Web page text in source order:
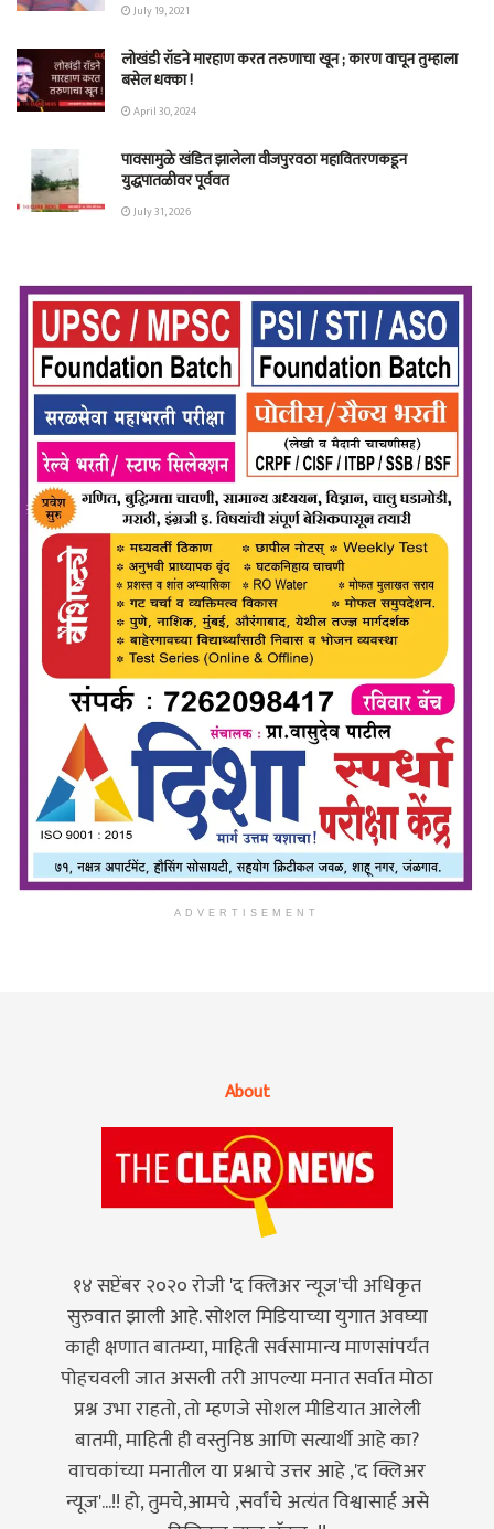
July 19, 2021
लोखंडी रॉडने मारहाण करत तरुणाचा खून ; कारण वाचून तुम्हाला
बसेल धक्का !
April 30, 2024
पावसामुळे खंडित झालेला वीजपुरवठा महावितरणकडून
युद्धपातळीवर पूर्ववत
July 31, 2026
ADVERTISEMENT
About
१४ सप्टेंबर २०२० रोजी 'द क्लिअर न्यूज'ची अधिकृत
सुरुवात झाली आहे. सोशल मिडियाच्या युगात अवघ्या
काही क्षणात बातम्या, माहिती सर्वसामान्य माणसांपर्यंत
पोहचवली जात असली तरी आपल्या मनात सर्वात मोठा
प्रश्न उभा राहतो, तो म्हणजे सोशल मीडियात आलेली
बातमी, माहिती ही वस्तुनिष्ठ आणि सत्यार्थी आहे का?
वाचकांच्या मनातील या प्रश्नाचे उत्तर आहे ,'द क्लिअर
न्यूज'...!! हो, तुमचे,आमचे ,सर्वांचे अत्यंत विश्वासार्ह असे